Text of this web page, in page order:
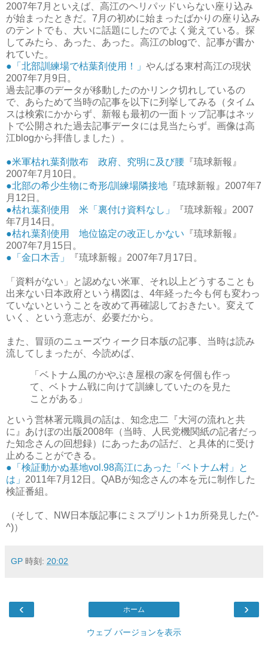
2007年7月といえば、高江のヘリパッドいらない座り込み
が始まったときだ。7月の初めに始まったばかりの座り込み
のテントでも、大いに話題にしたのでよく覚えている。探
してみたら、あった、あった。高江のblogで、記事が書か
れていた。
●「北部訓練場で枯葉剤使用！」 やんばる東村高江の現状
2007年7月9日。
過去記事のデータが移動したのかリンク切れしているの
で、あらためて当時の記事を以下に列挙してみる（タイム
スは検索にかからず、新報も最初の一面トップ記事はネッ
トで公開された過去記事データには見当たらず。画像は高
江blogから拝借しました）。
●米軍枯れ葉剤散布 政府、究明に及び腰 『琉球新報』
2007年7月10日。
●北部の希少生物に奇形/訓練場隣接地 『琉球新報』2007年7
月12日。
●枯れ葉剤使用 米「裏付け資料なし」
『琉球新報』2007
年7月14日。
●枯れ葉剤使用 地位協定の改正しかない 『琉球新報』
2007年7月15日。
●「金口木舌」
『琉球新報』2007年7月17日。
「資料がない」と認めない米軍、それ以上どうすることも
出来ない日本政府という構図は、4年経った今も何も変わっ
ていないということを改めて再確認しておきたい。変えて
いく、という意志が、必要だから。
また、冒頭のニューズウィーク日本版の記事、当時は読み
流してしまったが、今読めば、
「ベトナム風のかやぶき屋根の家を何個も作っ
て、ベトナム戦に向けて訓練していたのを見た
ことがある」
という営林署元職員の話は、知念忠二『大河の流れと共
に』あけぼの出版2008年（当時、人民党機関紙の記者だっ
た知念さんの回想録）にあったあの話だ、と具体的に受け
止めることができる。
●「検証動かぬ基地vol.98高江にあった「ベトナム村」と
は」 2011年7月12日。QABが知念さんの本を元に制作した
検証番組。
（そして、NW日本版記事にミスプリント1カ所発見した(^-
^)）
GP 時刻: 20:02
‹ ›
ホーム
ウェブ バージョンを表示